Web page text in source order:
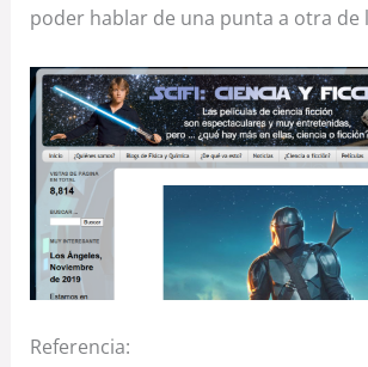
poder hablar de una punta a otra de
Referencia: